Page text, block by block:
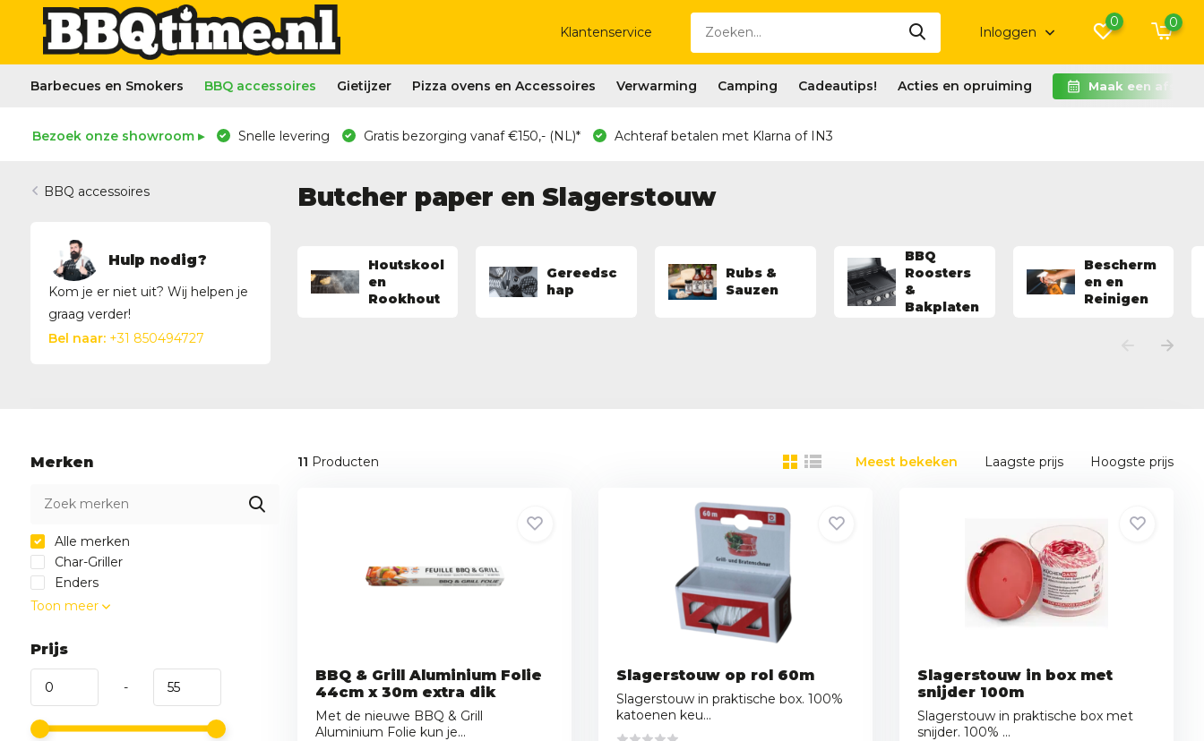
Klantenservice Inloggen
0 0
Barbecues en Smokers BBQ accessoires Gietijzer Pizza ovens en Accessoires Verwarming Camping Cadeautips! Acties en opruiming Maak een
Bezoek onze showroom ▸ Snelle levering Gratis bezorging vanaf €150,- (NL)* Achteraf betalen met Klarna of IN3
BBQ accessoires
Hulp nodig?
Kom je er niet uit? Wij helpen je
graag verder!
Bel naar:+31 850494727
Butcher paper en Slagerstouw
Houtskool
en
Rookhout
Gereedsc
hap
Rubs &
Sauzen
BBQ
Roosters
&
Bakplaten
Bescherm
en en
Reinigen
Merken
Alle merken
Char-Griller
Enders
Toon meer
Prijs
-
11 Producten Meest bekeken Laagste prijs Hoogste prijs
BBQ & Grill Aluminium Folie
44cm x 30m extra dik
Met de nieuwe BBQ & Grill
Aluminium Folie kun je...
Slagerstouw op rol 60m
Slagerstouw in praktische box. 100%
katoenen keu...
Slagerstouw in box met
snijder 100m
Slagerstouw in praktische box met
snijder. 100% ...